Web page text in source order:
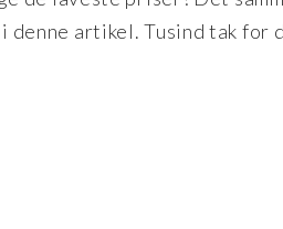
artikel. Tusind tak for